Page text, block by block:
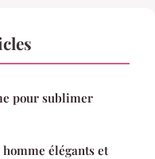
pour sublimer
élégants et